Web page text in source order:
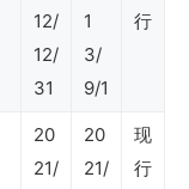
12/
12/
31
1
3/
9/1
行
20
21/
20
21/
现
行